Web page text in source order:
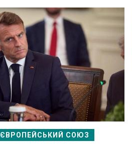
ЄВРОПЕЙСЬКИЙ СОЮЗ